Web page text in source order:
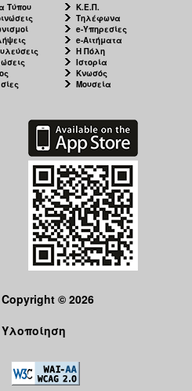
Τύπου
Κ.Ε.Π.
Τηλέφωνα
e-Υπηρεσίες
e-Αιτήματα
Η Πόλη
Ιστορία
Κνωσός
Μουσεία
Copyright © 2026
Υλοποίηση